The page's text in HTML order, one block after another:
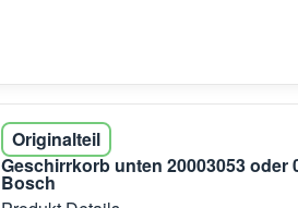
Originalteil
Geschirrkorb unten 20003053 oder
Bosch